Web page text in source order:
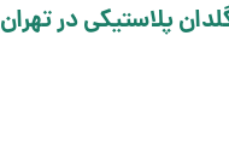
پلاستیکی در تهران